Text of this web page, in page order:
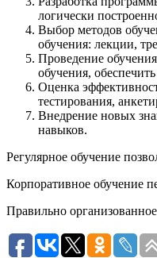
логически
Выбор методов
обучения: лекции,
Проведение
обучения,
Оценка
тестирования,
Внедрение новых
навыков.
Регулярное обучение
Корпоративное обучение
Правильно